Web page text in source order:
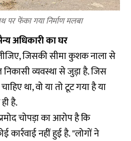
पर फेंका गया निर्माण मलबा
अधिकारी का घर
जिसकी सीमा कुशक नाला से
व्यवस्था से जुड़ा है. जिस
था, वो या तो टूट गया है या
है.
चोपड़ा का आरोप है कि
कार्रवाई नहीं हुई है. "लोगों ने